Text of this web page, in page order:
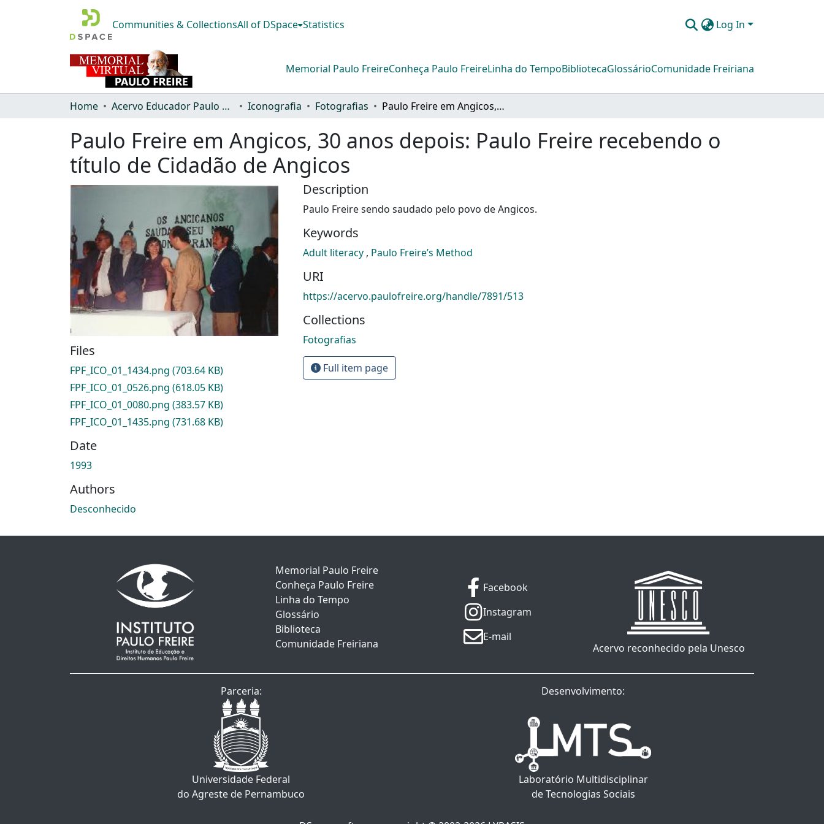
Communities & CollectionsAll of DSpace Statistics Log In
Memorial Paulo FreireConheça Paulo FreireLinha do TempoBibliotecaGlossárioComunidade Freiriana
Home Acervo Educador Paulo Freire Iconografia Fotografias Paulo Freire em Angicos, 30 anos depois: Paulo Freire recebendo o título de Cidadão de Angicos
Paulo Freire em Angicos, 30 anos depois: Paulo Freire recebendo o
título de Cidadão de Angicos
Files
FPF_ICO_01_1434.png (703.64 KB)
FPF_ICO_01_0526.png (618.05 KB)
FPF_ICO_01_0080.png (383.57 KB)
FPF_ICO_01_1435.png (731.68 KB)
Date
1993
Authors
Desconhecido
Description
Paulo Freire sendo saudado pelo povo de Angicos.
Keywords
Adult literacy , Paulo Freire’s Method
URI
https://acervo.paulofreire.org/handle/7891/513
Collections
Fotografias
Full item page
Memorial Paulo Freire
Conheça Paulo Freire
Linha do Tempo
Glossário
Biblioteca
Comunidade Freiriana
Facebook
Instagram
E-mail
Acervo reconhecido pela Unesco
Parceria:
Universidade Federal
do Agreste de Pernambuco
Desenvolvimento:
Laboratório Multidisciplinar
de Tecnologias Sociais